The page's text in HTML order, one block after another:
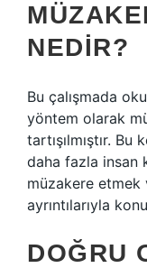
NEDIR?
Bu çalışmada
yöntem olarak
tartışılmıştır.
daha fazla insan
müzakere etmek
ayrıntılarıyla
DOĞRU